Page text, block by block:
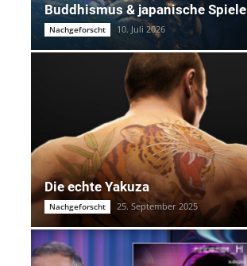
Buddhismus & japanische Spiele
Nachgeforscht 10. Juli 2026
Die echte Yakuza
Nachgeforscht 25. September 2025